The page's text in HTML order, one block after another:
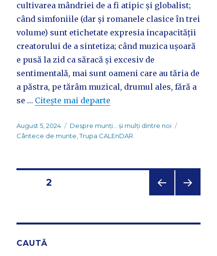
cultivarea mândriei de a fi atipic și globalist;
când simfoniile (dar și romanele clasice în trei
volume) sunt etichetate expresia incapacității
creatorului de a sintetiza; când muzica ușoară
e pusă la zid ca săracă și excesiv de
sentimentală, mai sunt oameni care au tăria de
a păstra, pe tărâm muzical, drumul ales, fără a
se … Citește mai departe
Posted
on
August 5, 2024 Categories
Despre munți... și mulți dintre noi
Cântece de munte ,Trupa CALEnDAR
Posts
E
PAGE2
CAUTĂ